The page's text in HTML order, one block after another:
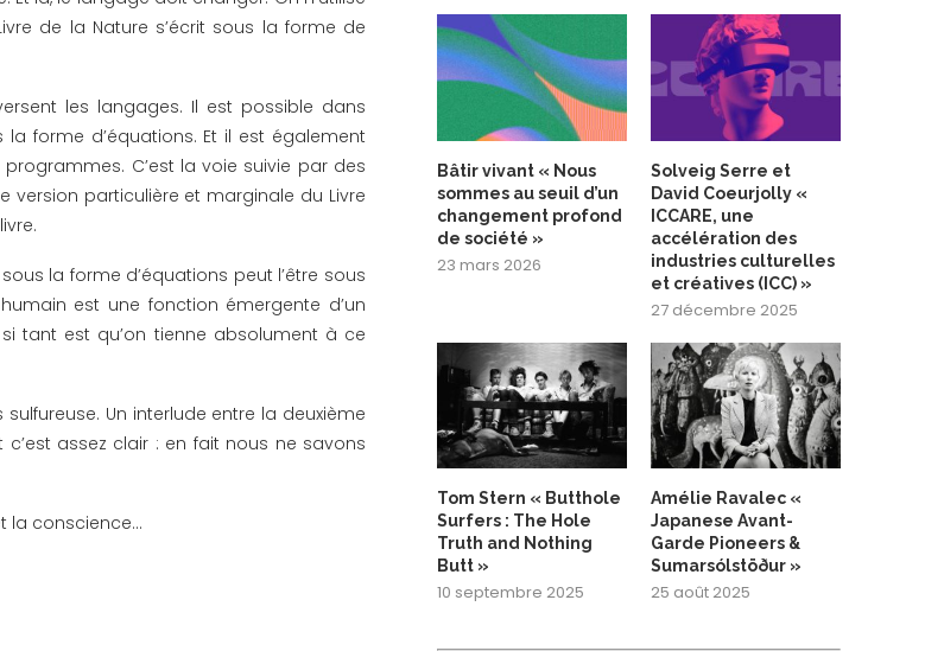
de la Nature s’écrit sous la forme de
les langages. Il est possible dans
forme d’équations. Et il est également
C’est la voie suivie par des
version particulière et marginale du Livre
la forme d’équations peut l’être sous
est une fonction émergente d’un
tant est qu’on tienne absolument à ce
Un interlude entre la deuxième
assez clair : en fait nous ne savons
la conscience…
Bâtir vivant « Nous
sommes au seuil d’un
changement profond
de société »
23 mars 2026
Solveig Serre et
David Coeurjolly «
ICCARE, une
accélération des
industries culturelles
et créatives (ICC) »
27 décembre 2025
Tom Stern « Butthole
Surfers : The Hole
Truth and Nothing
Butt »
10 septembre 2025
Amélie Ravalec «
Japanese Avant-
Garde Pioneers &
Sumarsólstöður »
25 août 2025